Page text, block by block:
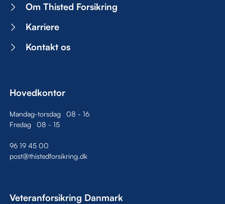
Om Thisted Forsikring
Karriere
Kontakt os
Hovedkontor
Mandag-torsdag 08 - 16
Fredag
08 - 15
96 19 45 00
post@thistedforsikring.dk
Veteranforsikring Danmark